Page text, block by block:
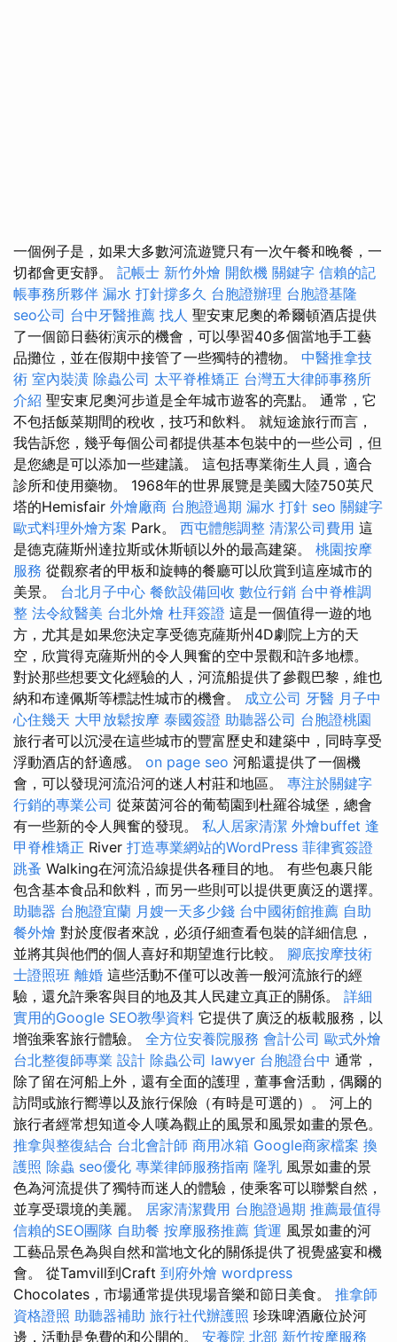
一個例子是，如果大多數河流遊覽只有一次午餐和晚餐，一
切都會更安靜。 記帳士 新竹外燴 開飲機 關鍵字 信賴的記
帳事務所夥伴 漏水 打針撐多久 台胞證辦理 台胞證基隆
seo公司 台中牙醫推薦 找人 聖安東尼奧的希爾頓酒店提供
了一個節日藝術演示的機會，可以學習40多個當地手工藝
品攤位，並在假期中接管了一些獨特的禮物。 中醫推拿技
術 室內裝潢 除蟲公司 太平脊椎矯正 台灣五大律師事務所
介紹 聖安東尼奧河步道是全年城市遊客的亮點。 通常，它
不包括飯菜期間的稅收，技巧和飲料。 就短途旅行而言，
我告訴您，幾乎每個公司都提供基本包裝中的一些公司，但
是您總是可以添加一些建議。 這包括專業衛生人員，適合
診所和使用藥物。 1968年的世界展覽是美國大陸750英尺
塔的Hemisfair 外燴廠商 台胞證過期 漏水 打針 seo 關鍵字
歐式料理外燴方案 Park。 西屯體態調整 清潔公司費用 這
是德克薩斯州達拉斯或休斯頓以外的最高建築。 桃園按摩
服務 從觀察者的甲板和旋轉的餐廳可以欣賞到這座城市的
美景。 台北月子中心 餐飲設備回收 數位行銷 台中脊椎調
整 法令紋醫美 台北外燴 杜拜簽證 這是一個值得一遊的地
方，尤其是如果您決定享受德克薩斯州4D劇院上方的天
空，欣賞得克薩斯州的令人興奮的空中景觀和許多地標。
對於那些想要文化經驗的人，河流船提供了參觀巴黎，維也
納和布達佩斯等標誌性城市的機會。 成立公司 牙醫 月子中
心住幾天 大甲放鬆按摩 泰國簽證 助聽器公司 台胞證桃園
旅行者可以沉浸在這些城市的豐富歷史和建築中，同時享受
浮動酒店的舒適感。 on page seo 河船還提供了一個機
會，可以發現河流沿河的迷人村莊和地區。 專注於關鍵字
行銷的專業公司 從萊茵河谷的葡萄園到杜羅谷城堡，總會
有一些新的令人興奮的發現。 私人居家清潔 外燴buffet 逢
甲脊椎矯正 River 打造專業網站的WordPress 菲律賓簽證
跳蚤 Walking在河流沿線提供各種目的地。 有些包裹只能
包含基本食品和飲料，而另一些則可以提供更廣泛的選擇。
助聽器 台胞證宜蘭 月嫂一天多少錢 台中國術館推薦 自助
餐外燴 對於度假者來說，必須仔細查看包裝的詳細信息，
並將其與他們的個人喜好和期望進行比較。 腳底按摩技術
士證照班 離婚 這些活動不僅可以改善一般河流旅行的經
驗，還允許乘客與目的地及其人民建立真正的關係。 詳細
實用的Google SEO教學資料 它提供了廣泛的板載服務，以
增強乘客旅行體驗。 全方位安養院服務 會計公司 歐式外燴
台北整復師專業 設計 除蟲公司 lawyer 台胞證台中 通常，
除了留在河船上外，還有全面的護理，董事會活動，偶爾的
訪問或旅行嚮導以及旅行保險（有時是可選的）。 河上的
旅行者經常想知道令人嘆為觀止的風景和風景如畫的景色。
推拿與整復結合 台北會計師 商用冰箱 Google商家檔案 換
護照 除蟲 seo優化 專業律師服務指南 隆乳 風景如畫的景
色為河流提供了獨特而迷人的體驗，使乘客可以聯繫自然，
並享受環境的美麗。 居家清潔費用 台胞證過期 推薦最值得
信賴的SEO團隊 自助餐 按摩服務推薦 貨運 風景如畫的河
工藝品景色為與自然和當地文化的關係提供了視覺盛宴和機
會。 從Tamvill到Craft 到府外燴 wordpress
Chocolates，市場通常提供現場音樂和節日美食。 推拿師
資格證照 助聽器補助 旅行社代辦護照 珍珠啤酒廠位於河
邊，活動是免費的和公開的。 安養院 北部 新竹按摩服務